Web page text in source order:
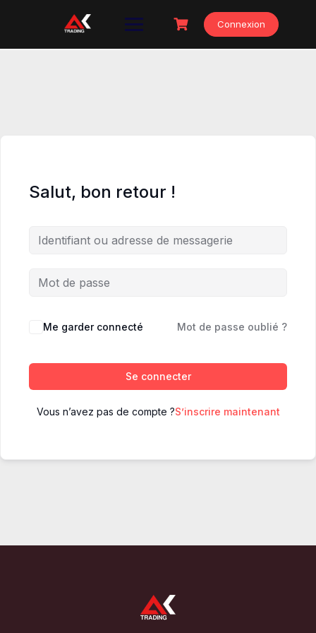
Connexion
Salut, bon retour !
Me garder connecté Mot de passe oublié ?
Se connecter
Vous n’avez pas de compte ?S’inscrire maintenant